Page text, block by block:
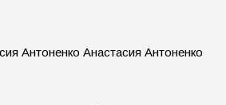
Антоненко Анастасия Антоненко